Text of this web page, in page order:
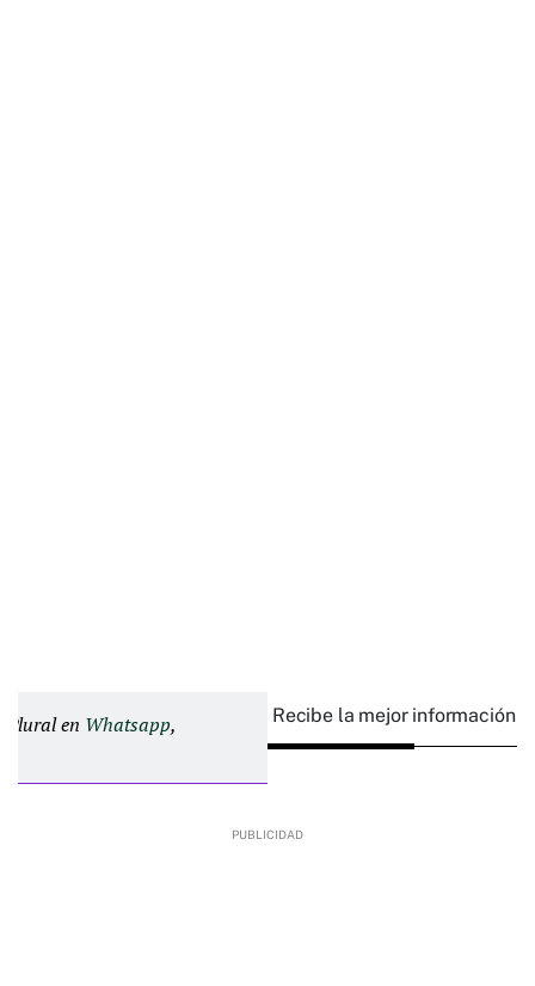
Plural en Whatsapp, Recibe la mejor información